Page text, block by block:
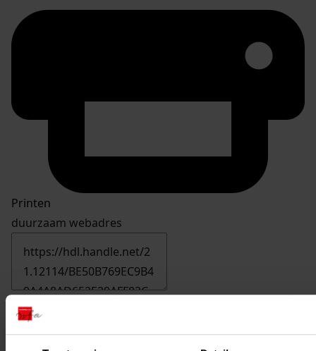
Printen
duurzaam webadres
Inventaris
06. Inv. nrs 501-600